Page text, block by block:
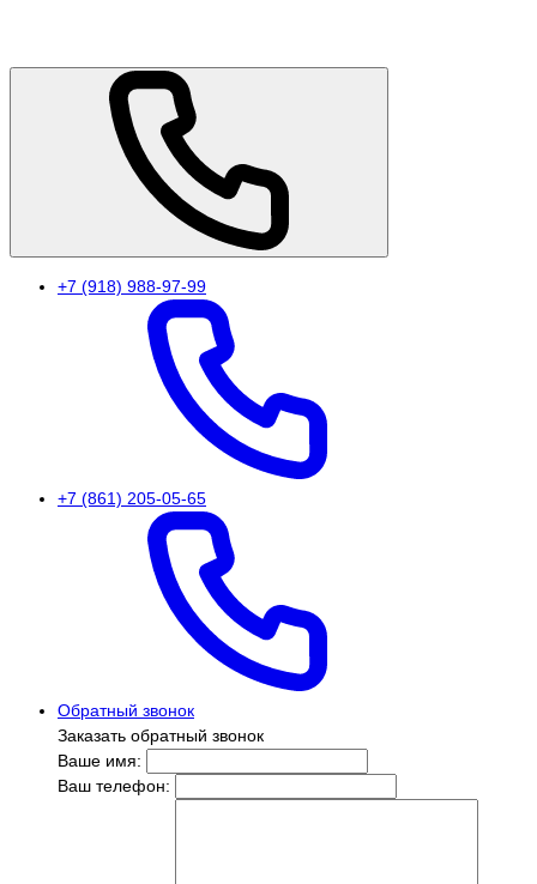
+7 (918) 988-97-99
+7 (861) 205-05-65
Обратный звонок
Заказать обратный звонок
Ваше имя:
Ваш телефон: